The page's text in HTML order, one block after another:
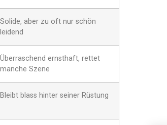
Solide, aber zu oft nur schön
leidend
Überraschend ernsthaft, rettet
manche Szene
Bleibt blass hinter seiner Rüstung